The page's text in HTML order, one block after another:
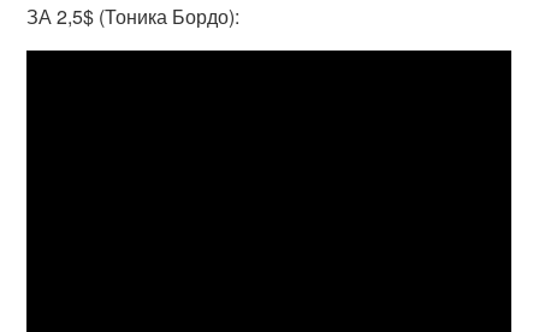
ЗА 2,5$ (Тоника Бордо):